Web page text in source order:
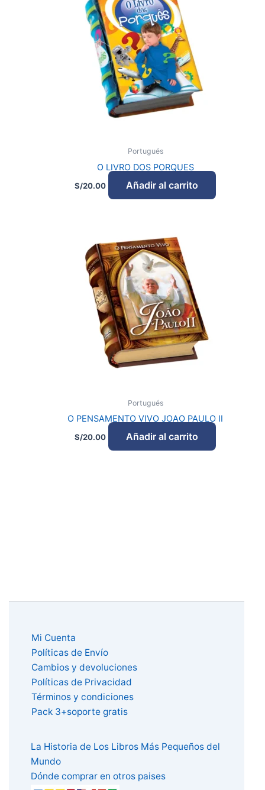
Portugués
O LIVRO DOS PORQUES
S/20.00 Añadir al carrito
Portugués
O PENSAMENTO VIVO JOAO PAULO II
S/20.00 Añadir al carrito
Mi Cuenta
Políticas de Envío
Cambios y devoluciones
Políticas de Privacidad
Términos y condiciones
Pack 3+soporte gratis
La Historia de Los Libros Más Pequeños del
Mundo
Dónde comprar en otros paises